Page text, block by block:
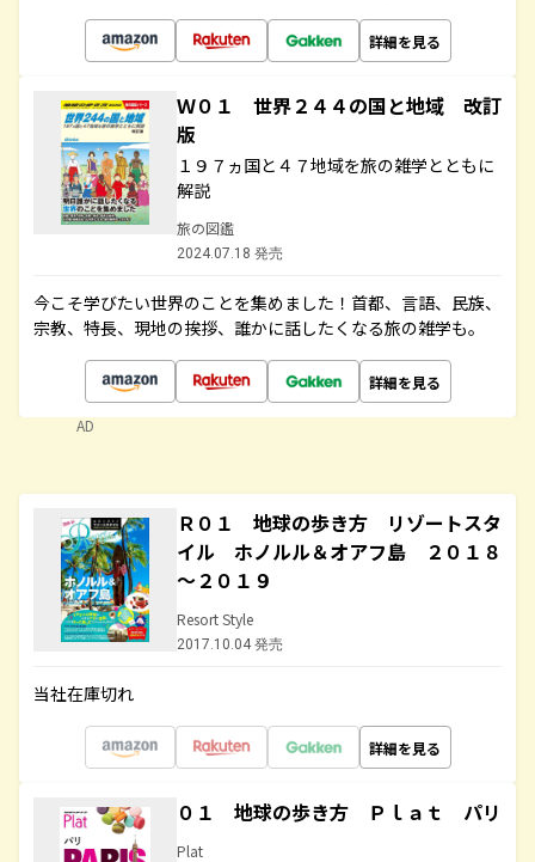
詳細を見る
Ｗ０１ 世界２４４の国と地域 改訂
版
１９７ヵ国と４７地域を旅の雑学とともに
解説
旅の図鑑
2024.07.18 発売
今こそ学びたい世界のことを集めました！首都、言語、民族、
宗教、特長、現地の挨拶、誰かに話したくなる旅の雑学も。
詳細を見る
AD
Ｒ０１ 地球の歩き方 リゾートスタ
イル ホノルル＆オアフ島 ２０１８
～２０１９
Resort Style
2017.10.04 発売
当社在庫切れ
詳細を見る
０１ 地球の歩き方 Ｐｌａｔ パリ
Plat